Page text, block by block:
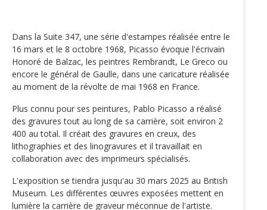
Dans la Suite 347, une série d'estampes réalisée entre le
16 mars et le 8 octobre 1968, Picasso évoque l'écrivain
Honoré de Balzac, les peintres Rembrandt, Le Greco ou
encore le général de Gaulle, dans une caricature réalisée
au moment de la révolte de mai 1968 en France.
Plus connu pour ses peintures, Pablo Picasso a réalisé
des gravures tout au long de sa carrière, soit environ 2
400 au total. Il créait des gravures en creux, des
lithographies et des linogravures et il travaillait en
collaboration avec des imprimeurs spécialisés.
L'exposition se tiendra jusqu'au 30 mars 2025 au British
Museum. Les différentes œuvres exposées mettent en
lumière la carrière de graveur méconnue de l'artiste.